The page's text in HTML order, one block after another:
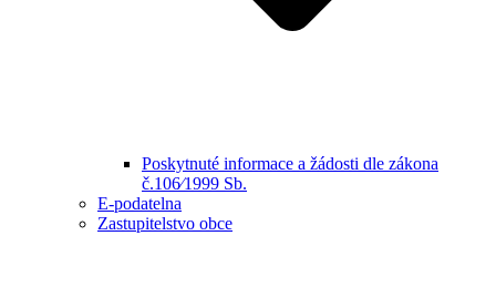
Poskytnuté informace a žádosti dle zákona
č.106⁄1999 Sb.
E-podatelna
Zastupitelstvo obce